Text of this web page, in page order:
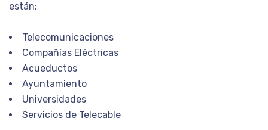
están:
Telecomunicaciones
Compañías Eléctricas
Acueductos
Ayuntamiento
Universidades
Servicios de Telecable